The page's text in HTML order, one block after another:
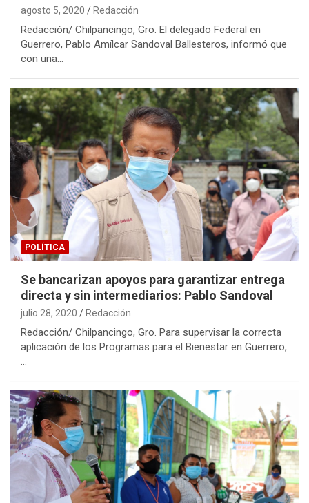
agosto 5, 2020 Redacción
Redacción/ Chilpancingo, Gro. El delegado Federal en
Guerrero, Pablo Amílcar Sandoval Ballesteros, informó que
con una…
POLÍTICA
Se bancarizan apoyos para garantizar entrega
directa y sin intermediarios: Pablo Sandoval
julio 28, 2020 Redacción
Redacción/ Chilpancingo, Gro. Para supervisar la correcta
aplicación de los Programas para el Bienestar en Guerrero,